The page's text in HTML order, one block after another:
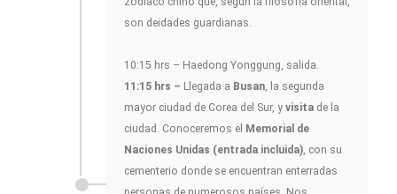
son deidades guardianas.
10:15 hrs – Haedong Yonggung, salida.
11:15 hrs – Llegada a Busan, la segunda
mayor ciudad de Corea del Sur, y visita de la
ciudad. Conoceremos el Memorial de
Naciones Unidas (entrada incluida), con su
cementerio donde se encuentran enterradas